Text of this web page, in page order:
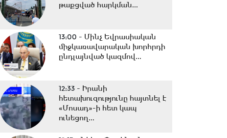
թաքցված հարկման...
13:00 - Մինչ Եվրասիական
միջկառավարական խորհրդի
ընդլայնված կազմով...
12:33 - Իրանի
հետախուզությունը հայտնել է
«Մոսադ»-ի հետ կապ
ունեցող...